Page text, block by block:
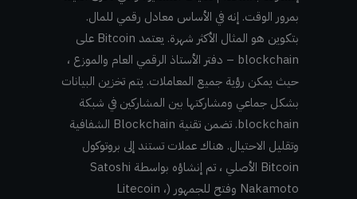
بمرور الوقت. إنه في الأساس معادل رقمي للمال.
بتكوين هو المثال الأكثر شهرة. يعتمد Bitcoin على
blockchain – دفتر الأستاذ الرقمي العام والموزع ،
حيث يمكن رؤية جميع المعاملات. يتم تخزين البيانات
بشكل جماعي ومشاركتها بين المشاركين في شبكة
blockchain. تضمن تقنية Blockchain الشفافية
وتقليل الاحتيال. هناك عملات تستند إلى بروتوكول
Bitcoin الأصلي ، تم إنشاؤه بواسطة Satoshi
Nakamoto وفتح للجمهور (Litecoin ،